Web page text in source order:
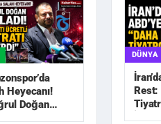
Heyecanı!
Doğan
DÜNYA
Rest: